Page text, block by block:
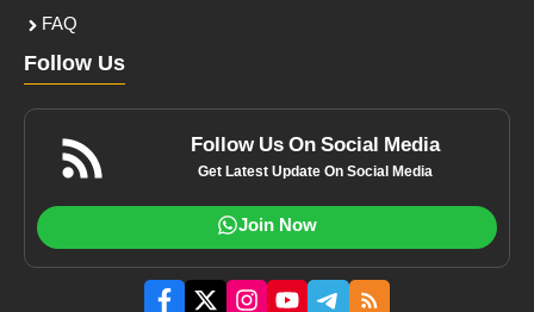
FAQ
Follow Us
Follow Us On Social Media
Get Latest Update On Social Media
Join Now